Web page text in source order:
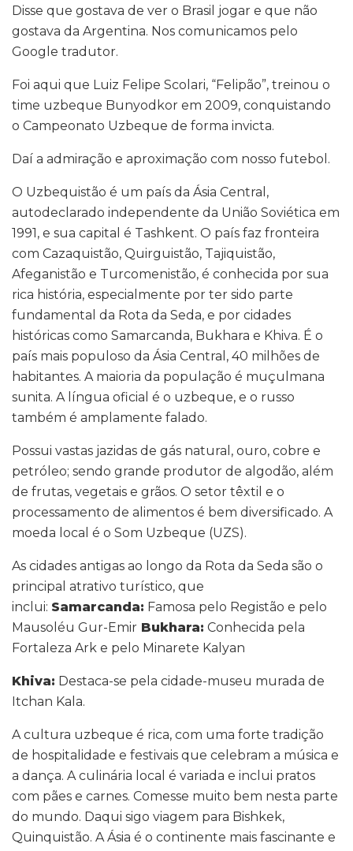
Disse que gostava de ver o Brasil jogar e que não
gostava da Argentina. Nos comunicamos pelo
Google tradutor.
Foi aqui que Luiz Felipe Scolari, “Felipão”, treinou o
time uzbeque Bunyodkor em 2009, conquistando
o Campeonato Uzbeque de forma invicta.
Daí a admiração e aproximação com nosso futebol.
O Uzbequistão é um país da Ásia Central,
autodeclarado independente da União Soviética em
1991, e sua capital é Tashkent. O país faz fronteira
com Cazaquistão, Quirguistão, Tajiquistão,
Afeganistão e Turcomenistão, é conhecida por sua
rica história, especialmente por ter sido parte
fundamental da Rota da Seda, e por cidades
históricas como Samarcanda, Bukhara e Khiva. É o
país mais populoso da Ásia Central, 40 milhões de
habitantes. A maioria da população é muçulmana
sunita. A língua oficial é o uzbeque, e o russo
também é amplamente falado.
Possui vastas jazidas de gás natural, ouro, cobre e
petróleo; sendo grande produtor de algodão, além
de frutas, vegetais e grãos. O setor têxtil e o
processamento de alimentos é bem diversificado. A
moeda local é o Som Uzbeque (UZS).
As cidades antigas ao longo da Rota da Seda são o
principal atrativo turístico, que
inclui: Samarcanda: Famosa pelo Registão e pelo
Mausoléu Gur-Emir Bukhara: Conhecida pela
Fortaleza Ark e pelo Minarete Kalyan
Khiva: Destaca-se pela cidade-museu murada de
Itchan Kala.
A cultura uzbeque é rica, com uma forte tradição
de hospitalidade e festivais que celebram a música e
a dança. A culinária local é variada e inclui pratos
com pães e carnes. Comesse muito bem nesta parte
do mundo. Daqui sigo viagem para Bishkek,
Quinquistão. A Ásia é o continente mais fascinante e